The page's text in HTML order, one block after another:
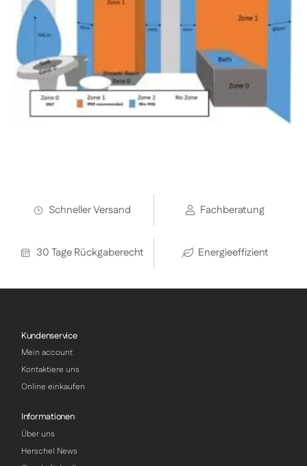
Schneller Versand Fachberatung
30 Tage Rückgaberecht Energieeffizient
Kundenservice
Mein account
Kontaktiere uns
Online einkaufen
Informationen
Über uns
Herschel News